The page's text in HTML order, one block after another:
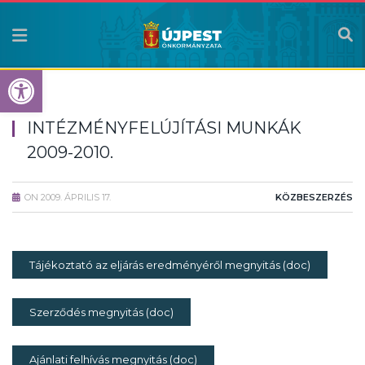
Eszköztár megnyitása
INTÉZMÉNYFELÚJÍTÁSI MUNKÁK
2009-2010.
ON 2009. ÁPRILIS 17. KÖZBESZERZÉS
Tájékoztató az eljárás eredményéről megnyitás (doc)
Szerződés megnyitás (doc)
Ajánlati felhívás megnyitás (doc)